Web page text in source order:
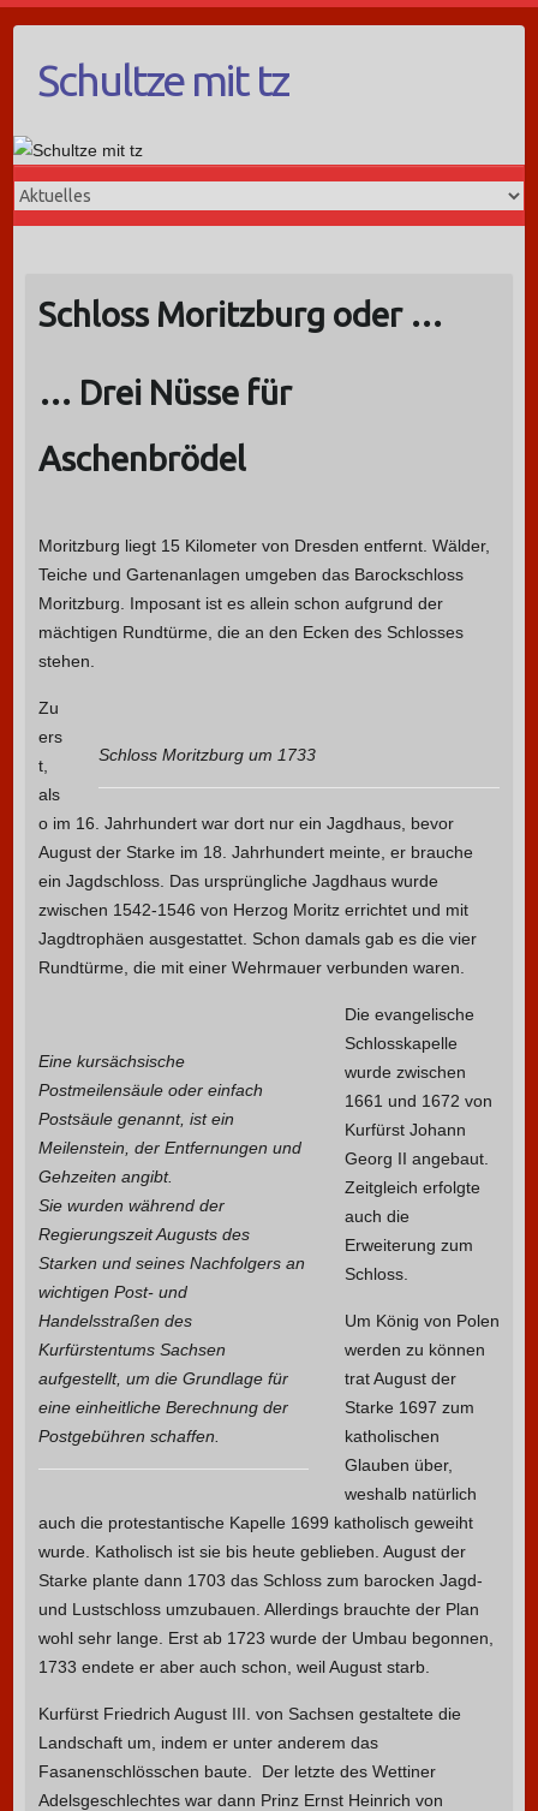
Schultze mit tz
Schloss Moritzburg oder …
… Drei Nüsse für
Aschenbrödel
Moritzburg liegt 15 Kilometer von Dresden entfernt. Wälder,
Teiche und Gartenanlagen umgeben das Barockschloss
Moritzburg. Imposant ist es allein schon aufgrund der
mächtigen Rundtürme, die an den Ecken des Schlosses
stehen.
Schloss Moritzburg um 1733
Zu
ers
t,
als
o im 16. Jahrhundert war dort nur ein Jagdhaus, bevor
August der Starke im 18. Jahrhundert meinte, er brauche
ein Jagdschloss. Das ursprüngliche Jagdhaus wurde
zwischen 1542-1546 von Herzog Moritz errichtet und mit
Jagdtrophäen ausgestattet. Schon damals gab es die vier
Rundtürme, die mit einer Wehrmauer verbunden waren.
Eine kursächsische
Postmeilensäule oder einfach
Postsäule genannt, ist ein
Meilenstein, der Entfernungen und
Gehzeiten angibt.
Sie wurden während der
Regierungszeit Augusts des
Starken und seines Nachfolgers an
wichtigen Post- und
Handelsstraßen des
Kurfürstentums Sachsen
aufgestellt, um die Grundlage für
eine einheitliche Berechnung der
Postgebühren schaffen.
Die evangelische
Schlosskapelle
wurde zwischen
1661 und 1672 von
Kurfürst Johann
Georg II angebaut.
Zeitgleich erfolgte
auch die
Erweiterung zum
Schloss.
Um König von Polen
werden zu können
trat August der
Starke 1697 zum
katholischen
Glauben über,
weshalb natürlich
auch die protestantische Kapelle 1699 katholisch geweiht
wurde. Katholisch ist sie bis heute geblieben. August der
Starke plante dann 1703 das Schloss zum barocken Jagd-
und Lustschloss umzubauen. Allerdings brauchte der Plan
wohl sehr lange. Erst ab 1723 wurde der Umbau begonnen,
1733 endete er aber auch schon, weil August starb.
Kurfürst Friedrich August III. von Sachsen gestaltete die
Landschaft um, indem er unter anderem das
Fasanenschlösschen baute. Der letzte des Wettiner
Adelsgeschlechtes war dann Prinz Ernst Heinrich von